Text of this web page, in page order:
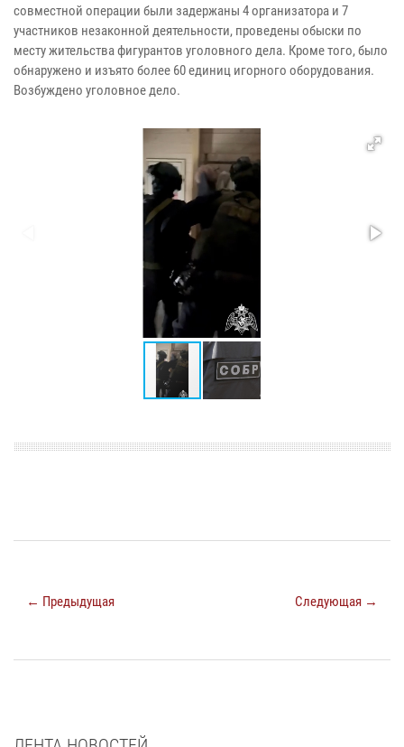
совместной операции были задержаны 4 организатора и 7
участников незаконной деятельности, проведены обыски по
месту жительства фигурантов уголовного дела. Кроме того, было
обнаружено и изъято более 60 единиц игорного оборудования.
Возбуждено уголовное дело.
← Предыдущая Следующая →